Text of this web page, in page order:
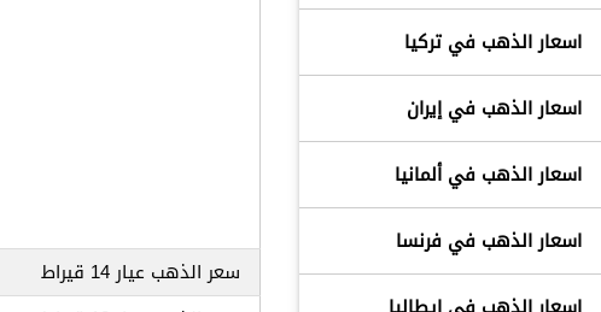
اسعار الذهب في تركيا
اسعار الذهب في إيران
اسعار الذهب في ألمانيا
اسعار الذهب في فرنسا
سعر الذهب عيار 14 قيراط